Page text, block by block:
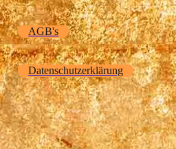
AGB's
Datenschutzerklärung